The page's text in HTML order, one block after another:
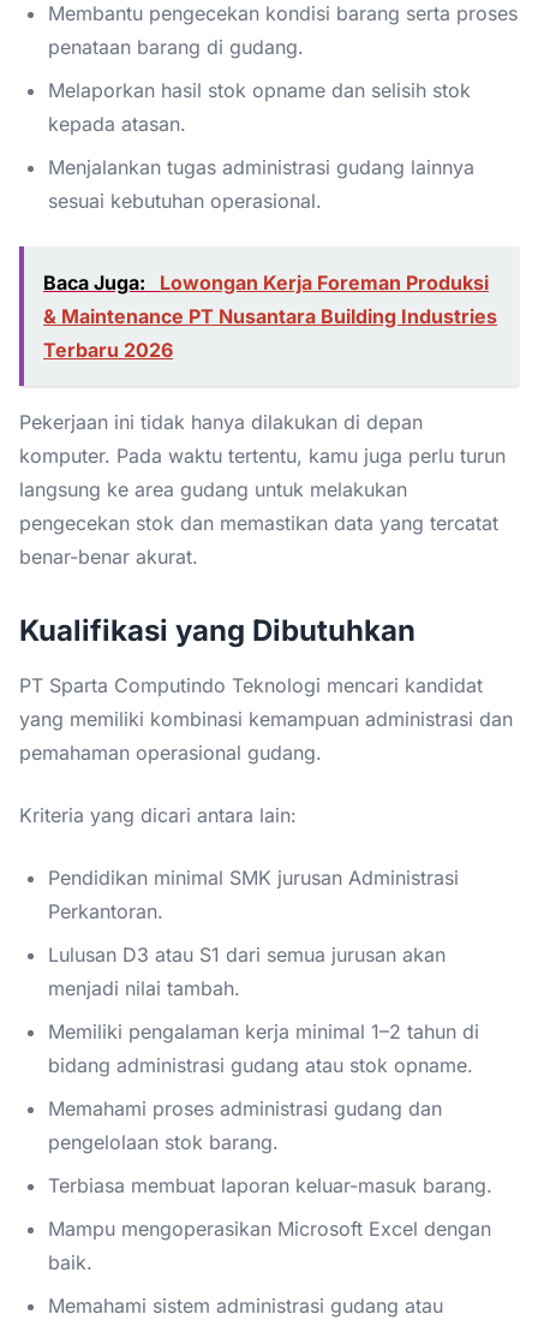
Membantu pengecekan kondisi barang serta proses
penataan barang di gudang.
Melaporkan hasil stok opname dan selisih stok
kepada atasan.
Menjalankan tugas administrasi gudang lainnya
sesuai kebutuhan operasional.
Baca Juga:
Lowongan Kerja Foreman Produksi
& Maintenance PT Nusantara Building Industries
Terbaru 2026
Pekerjaan ini tidak hanya dilakukan di depan
komputer. Pada waktu tertentu, kamu juga perlu turun
langsung ke area gudang untuk melakukan
pengecekan stok dan memastikan data yang tercatat
benar-benar akurat.
Kualifikasi yang Dibutuhkan
PT Sparta Computindo Teknologi mencari kandidat
yang memiliki kombinasi kemampuan administrasi dan
pemahaman operasional gudang.
Kriteria yang dicari antara lain:
Pendidikan minimal SMK jurusan Administrasi
Perkantoran.
Lulusan D3 atau S1 dari semua jurusan akan
menjadi nilai tambah.
Memiliki pengalaman kerja minimal 1–2 tahun di
bidang administrasi gudang atau stok opname.
Memahami proses administrasi gudang dan
pengelolaan stok barang.
Terbiasa membuat laporan keluar-masuk barang.
Mampu mengoperasikan Microsoft Excel dengan
baik.
Memahami sistem administrasi gudang atau